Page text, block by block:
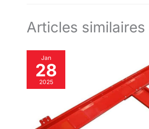
Articles similaires
Jan
28
2025